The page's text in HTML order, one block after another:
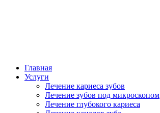
Главная
Услуги
Лечение кариеса зубов
Лечение зубов под микроскопом
Лечение глубокого кариеса